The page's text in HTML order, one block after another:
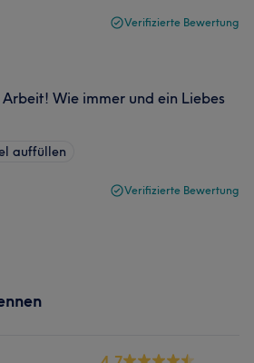
Verifizierte Bewertung
Wie immer und ein Liebes
auffüllen
Verifizierte Bewertung